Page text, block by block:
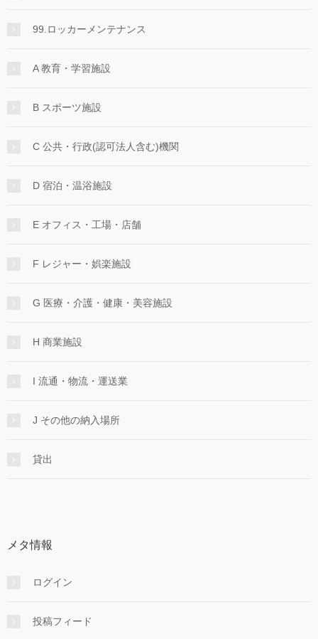
99.ロッカーメンテナンス
A 教育・学習施設
B スポーツ施設
C 公共・行政(認可法人含む)機関
D 宿泊・温浴施設
E オフィス・工場・店舗
F レジャー・娯楽施設
G 医療・介護・健康・美容施設
H 商業施設
I 流通・物流・運送業
J その他の納入場所
貸出
メタ情報
ログイン
投稿フィード